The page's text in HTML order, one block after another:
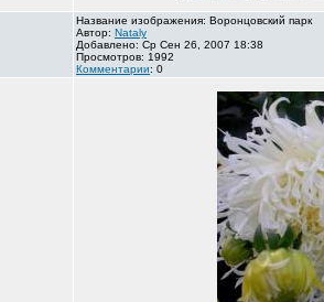
Название изображения: Воронцовский парк
Автор: Nataly
Добавлено: Ср Сен 26, 2007 18:38
Просмотров: 1992
Комментарии: 0